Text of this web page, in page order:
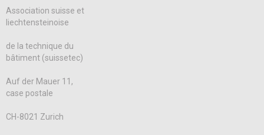
Association suisse et
liechtensteinoise
de la technique du
bâtiment (suissetec)
Auf der Mauer 11,
case postale
CH-8021 Zurich